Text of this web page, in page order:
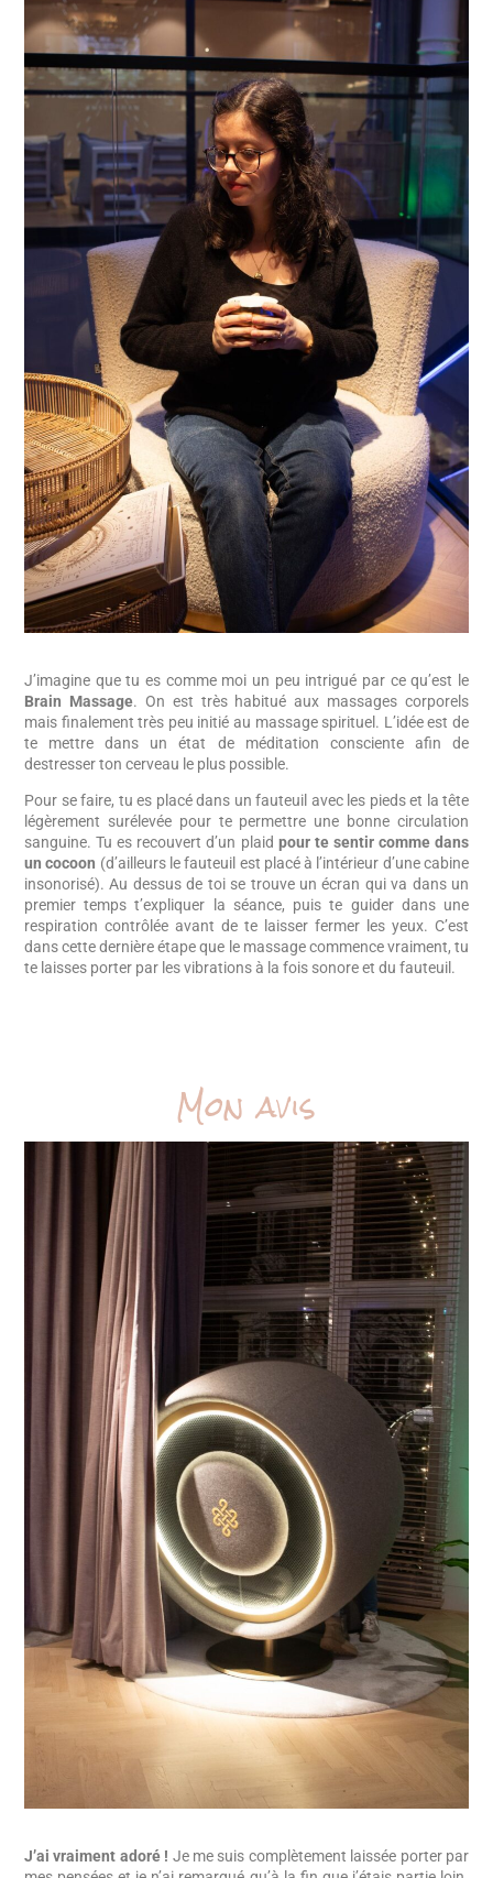
J’imagine que tu es comme moi un peu intrigué par ce qu’est le
Brain Massage. On est très habitué aux massages corporels
mais finalement très peu initié au massage spirituel. L’idée est de
te mettre dans un état de méditation consciente afin de
destresser ton cerveau le plus possible.
Pour se faire, tu es placé dans un fauteuil avec les pieds et la tête
légèrement surélevée pour te permettre une bonne circulation
sanguine. Tu es recouvert d’un plaid pour te sentir comme dans
un cocoon (d’ailleurs le fauteuil est placé à l’intérieur d’une cabine
insonorisé). Au dessus de toi se trouve un écran qui va dans un
premier temps t’expliquer la séance, puis te guider dans une
respiration contrôlée avant de te laisser fermer les yeux. C’est
dans cette dernière étape que le massage commence vraiment, tu
te laisses porter par les vibrations à la fois sonore et du fauteuil.
Mon avis
J’ai vraiment adoré ! Je me suis complètement laissée porter par